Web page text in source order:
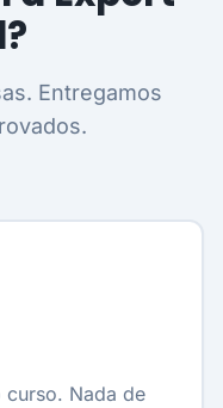
Entregamos
Nada de